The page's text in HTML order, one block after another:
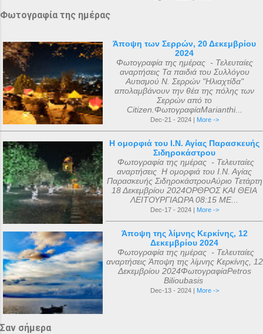
Φωτογραφία της ημέρας
Άποψη των Σερρών, 20 Δεκεμβρίου
2024
Φωτογραφία της ημέρας - Τελευταίες
αναρτήσεις Τα παιδιά του Συλλόγου
Αυτισμού Ν. Σερρών "Ηλιαχτίδα"
απολαμβάνουν την θέα της πόλης των
Σερρών από το
Citizen.ΦωτογραφίαMarianthi...
Dec-21 - 2024 | More ->
Η ομορφιά του Ι.Ν. Αγίας Παρασκευής
Σιδηροκάστρου
Φωτογραφία της ημέρας - Τελευταίες
αναρτήσεις Η ομορφιά του Ι.Ν. Αγίας
Παρασκευής ΣιδηροκάστρουΑύριο Τετάρτη
18 Δεκεμβρίου 2024ΟΡΘΡΟΣ ΚΑΙ ΘΕΙΑ
ΛΕΙΤΟΥΡΓΙΑΩΡΑ 08:15 ΜΕ...
Dec-17 - 2024 | More ->
Άποψη της λίμνης Κερκίνης, 12
Δεκεμβρίου 2024
Φωτογραφία της ημέρας - Τελευταίες
αναρτήσεις Άποψη της λίμνης Κερκίνης, 12
Δεκεμβρίου 2024ΦωτογραφίαPetros
Bilioubasis
Dec-13 - 2024 | More ->
Σαν σήμερα